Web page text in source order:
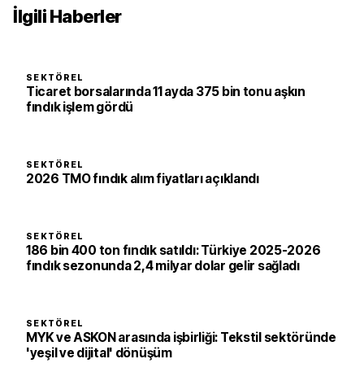
İlgili Haberler
SEKTÖREL
Ticaret borsalarında 11 ayda 375 bin tonu aşkın
fındık işlem gördü
SEKTÖREL
2026 TMO fındık alım fiyatları açıklandı
SEKTÖREL
186 bin 400 ton fındık satıldı: Türkiye 2025-2026
fındık sezonunda 2,4 milyar dolar gelir sağladı
SEKTÖREL
MYK ve ASKON arasında işbirliği: Tekstil sektöründe
'yeşil ve dijital' dönüşüm